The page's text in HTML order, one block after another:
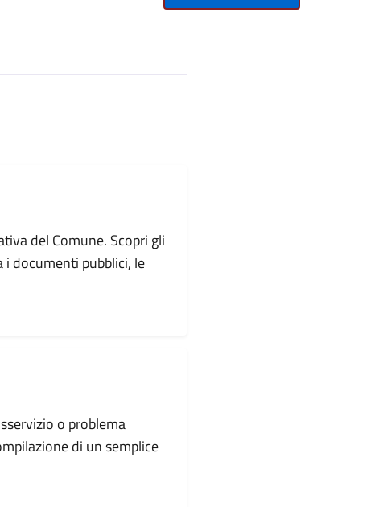
del Comune. Scopri gli
i documenti pubblici, le
o problema
di un semplice